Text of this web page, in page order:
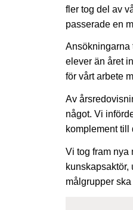
fler tog del av
passerade en
Ansökningarna
elever än året
för vårt arbete
Av
något. Vi
komplement till
Vi tog fram nya
kunskapsaktör,
målgrupper